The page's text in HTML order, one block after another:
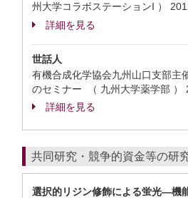
州大学コラボステーションI ）
詳細を見る
世話人
有機合成化学協会九州山口支部
のセミナー （ 九州大学薬学部 ）
詳細を見る
共同研究・競争的資金等の研
選択的リジン修飾による蛍光―機